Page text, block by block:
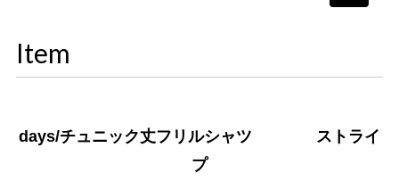
Item
days/チュニック丈フリルシャツ ストライ
プ